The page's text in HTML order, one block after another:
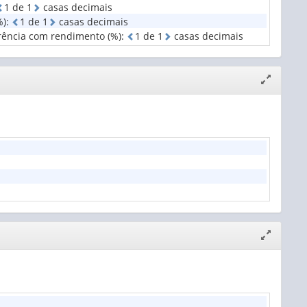
1 de 1
casas decimais
: 1 de 1
casas decimais
com rendimento (%): 1 de 1 casas decimais
janela
janela